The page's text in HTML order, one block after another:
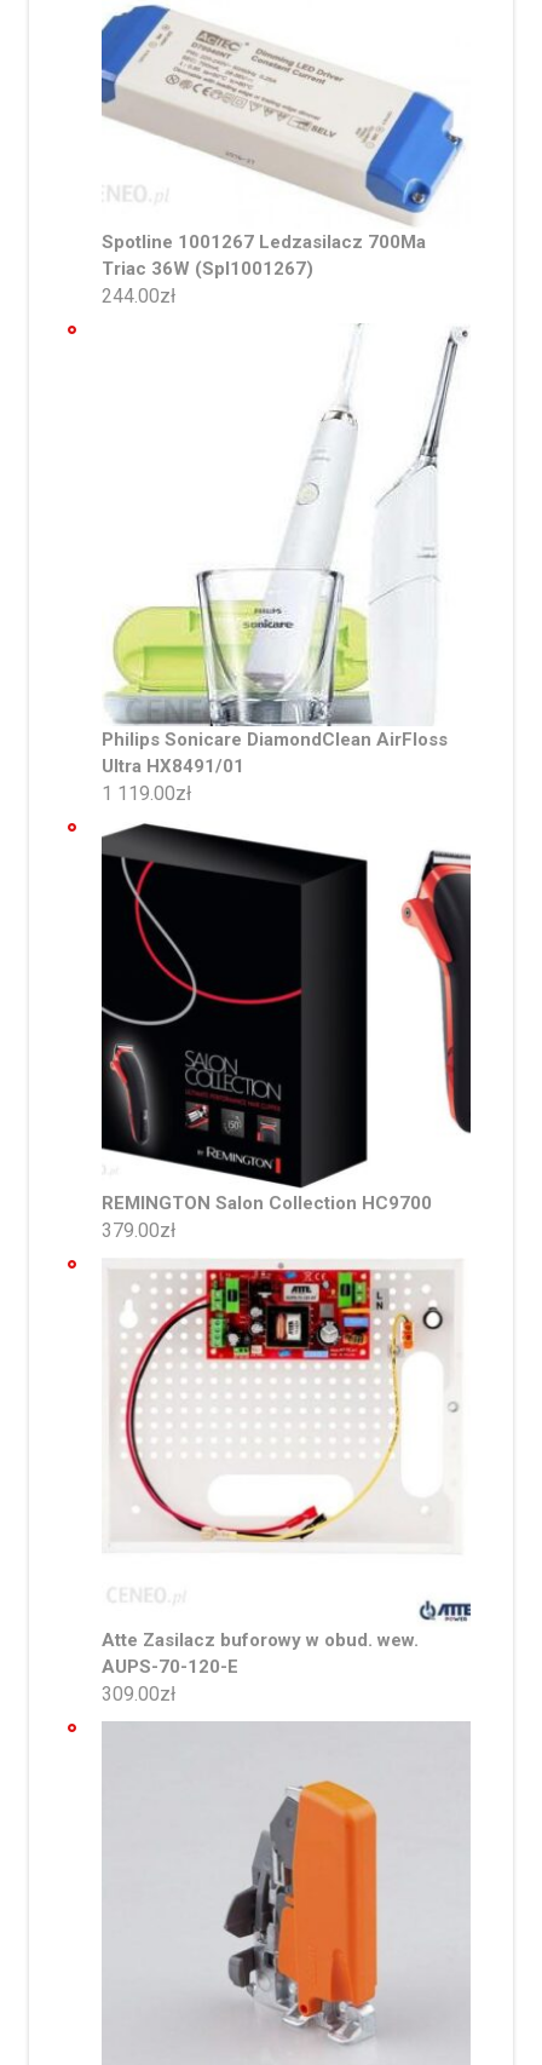
Spotline 1001267 Ledzasilacz 700Ma
Triac 36W (Spl1001267)
244.00zł
Philips Sonicare DiamondClean AirFloss
Ultra HX8491/01
1 119.00zł
REMINGTON Salon Collection HC9700
379.00zł
Atte Zasilacz buforowy w obud. wew.
AUPS-70-120-E
309.00zł